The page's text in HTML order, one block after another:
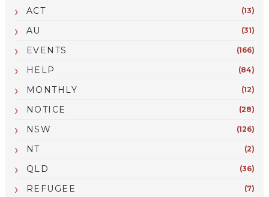
ACT (13)
AU (31)
EVENTS (166)
HELP (84)
MONTHLY (12)
NOTICE (28)
NSW (126)
NT (2)
QLD (36)
REFUGEE (7)